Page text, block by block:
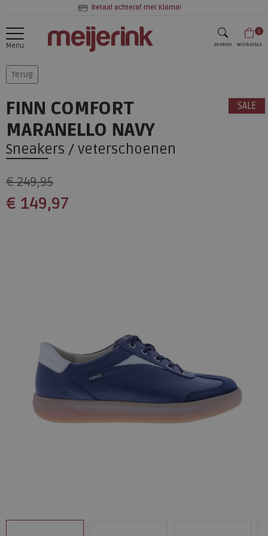
Betaal achteraf met Klarna!
Menu zoeken
0
Winkeltas
Terug
SALE
FINN COMFORT
MARANELLO NAVY
Sneakers / veterschoenen
€ 249,95
€ 149,97